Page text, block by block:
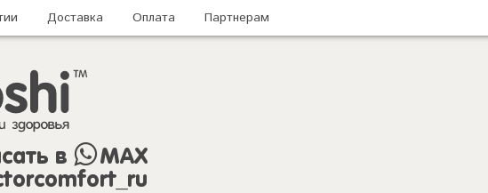
Доставка Оплата Партнерам
в
MAX